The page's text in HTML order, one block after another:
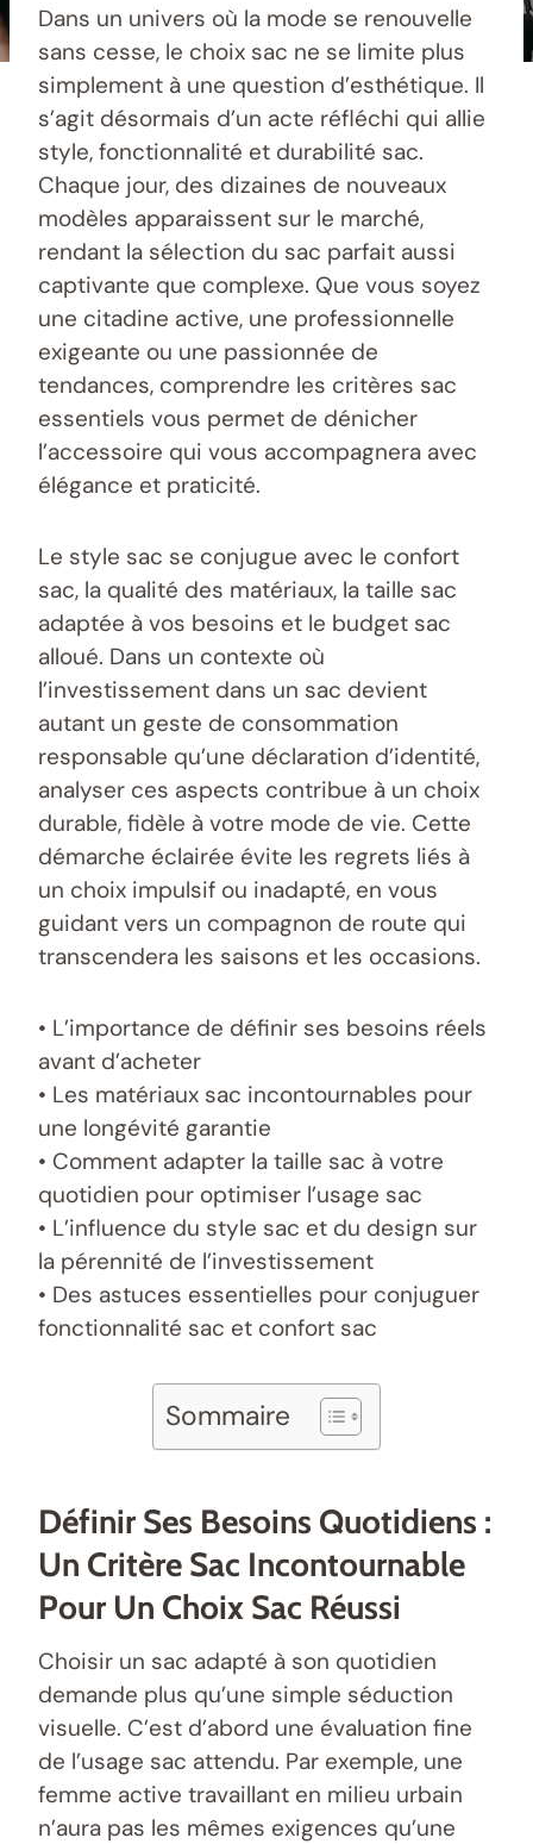
Dans un univers où la mode se renouvelle
sans cesse, le choix sac ne se limite plus
simplement à une question d’esthétique. Il
s’agit désormais d’un acte réfléchi qui allie
style, fonctionnalité et durabilité sac.
Chaque jour, des dizaines de nouveaux
modèles apparaissent sur le marché,
rendant la sélection du sac parfait aussi
captivante que complexe. Que vous soyez
une citadine active, une professionnelle
exigeante ou une passionnée de
tendances, comprendre les critères sac
essentiels vous permet de dénicher
l’accessoire qui vous accompagnera avec
élégance et praticité.
Le style sac se conjugue avec le confort
sac, la qualité des matériaux, la taille sac
adaptée à vos besoins et le budget sac
alloué. Dans un contexte où
l’investissement dans un sac devient
autant un geste de consommation
responsable qu’une déclaration d’identité,
analyser ces aspects contribue à un choix
durable, fidèle à votre mode de vie. Cette
démarche éclairée évite les regrets liés à
un choix impulsif ou inadapté, en vous
guidant vers un compagnon de route qui
transcendera les saisons et les occasions.
• L’importance de définir ses besoins réels
avant d’acheter
• Les matériaux sac incontournables pour
une longévité garantie
• Comment adapter la taille sac à votre
quotidien pour optimiser l’usage sac
• L’influence du style sac et du design sur
la pérennité de l’investissement
• Des astuces essentielles pour conjuguer
fonctionnalité sac et confort sac
Sommaire
Définir Ses Besoins Quotidiens :
Un Critère Sac Incontournable
Pour Un Choix Sac Réussi
Choisir un sac adapté à son quotidien
demande plus qu’une simple séduction
visuelle. C’est d’abord une évaluation fine
de l’usage sac attendu. Par exemple, une
femme active travaillant en milieu urbain
n’aura pas les mêmes exigences qu’une